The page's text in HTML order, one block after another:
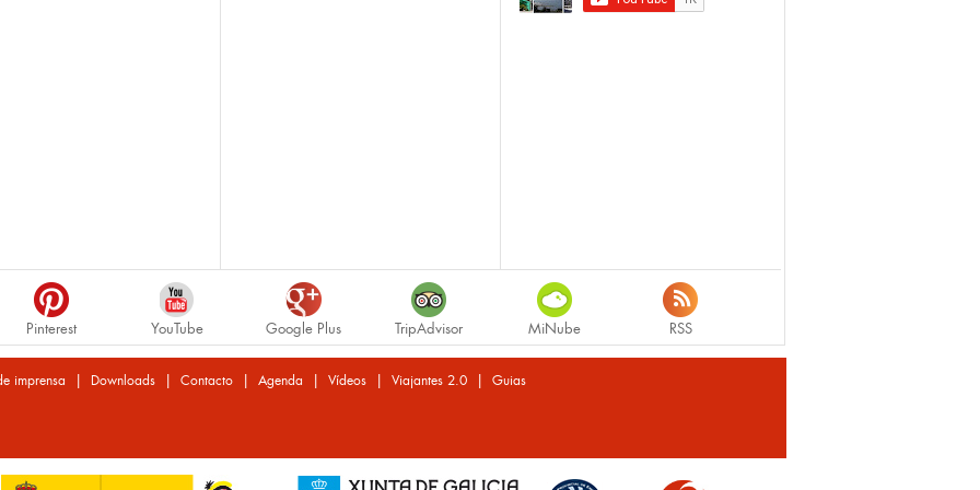
Pinterest YouTube Google Plus TripAdvisor MiNube RSS
imprensa | Downloads | Contacto | Agenda | Vídeos | Viajantes 2.0 | Guias